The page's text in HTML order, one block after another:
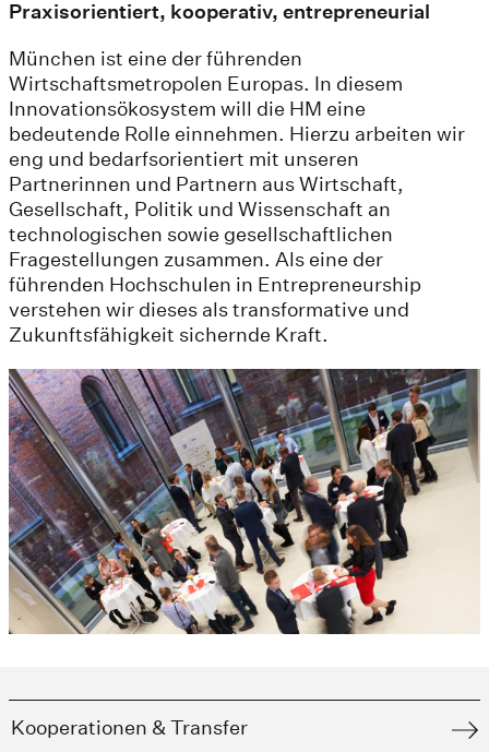
Praxisorientiert, kooperativ, entrepreneurial
München ist eine der führenden
Wirtschaftsmetropolen Europas. In diesem
Innovationsökosystem will die HM eine
bedeutende Rolle einnehmen. Hierzu arbeiten wir
eng und bedarfsorientiert mit unseren
Partnerinnen und Partnern aus Wirtschaft,
Gesellschaft, Politik und Wissenschaft an
technologischen sowie gesellschaftlichen
Fragestellungen zusammen. Als eine der
führenden Hochschulen in Entrepreneurship
verstehen wir dieses als transformative und
Zukunftsfähigkeit sichernde Kraft.
Kooperationen & Transfer